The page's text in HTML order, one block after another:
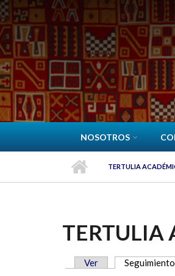
Pasar al contenido principal
NOSOTROS
TERTULIA
TERTULIA
Ver Seguimiento